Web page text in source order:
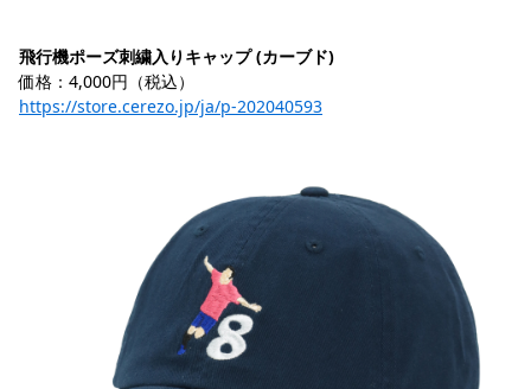
飛行機ポーズ刺繍入りキャップ (カーブド)
価格：4,000円（税込）
https://store.cerezo.jp/ja/p-202040593